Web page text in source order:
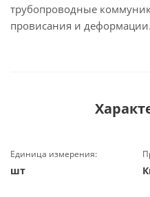
трубопроводные
провисания и деформации.
Единица измерения:
шт